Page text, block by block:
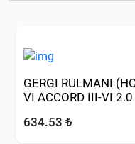
GERGI RULMANI
VI ACCORD III-VI
634.53 ₺